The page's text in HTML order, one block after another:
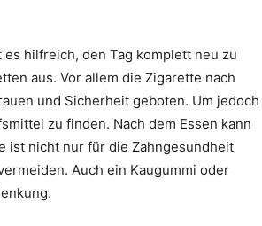
hilfreich, den Tag komplett neu zu
aus. Vor allem die Zigarette nach
und Sicherheit geboten. Um jedoch
zu finden. Nach dem Essen kann
ist nicht nur für die Zahngesundheit
Auch ein Kaugummi oder